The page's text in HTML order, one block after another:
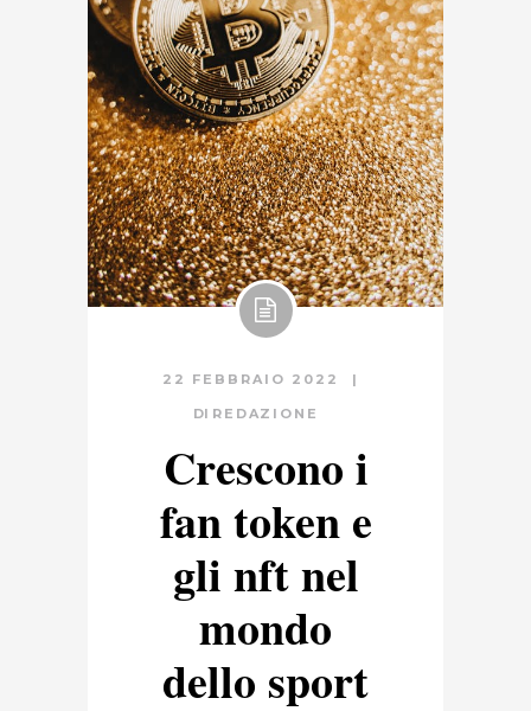
22 FEBBRAIO 2022
DI REDAZIONE
Crescono i
fan token e
gli nft nel
mondo
dello sport